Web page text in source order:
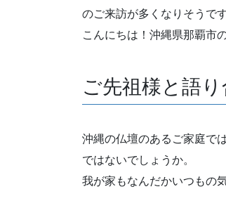
のご来訪が多くなりそうです
こんにちは！沖縄県那覇市
ご先祖様と語り
沖縄の仏壇のあるご家庭で
ではないでしょうか。
我が家もなんだかいつもの